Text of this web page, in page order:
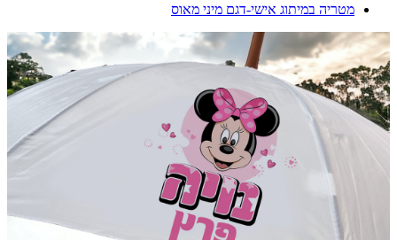
מטריה במיתוג אישי-דגם מיני מאוס